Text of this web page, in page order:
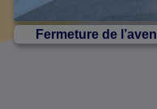
Fermeture de